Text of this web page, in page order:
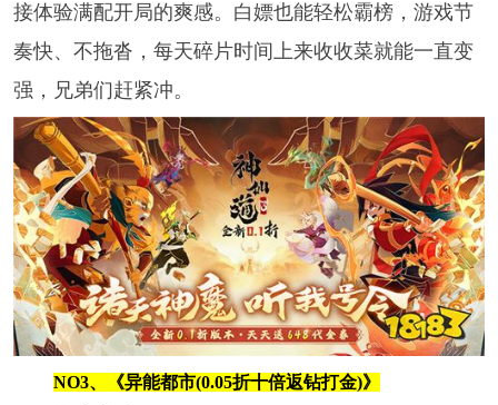
接体验满配开局的爽感。白嫖也能轻松霸榜，游戏节
奏快、不拖沓，每天碎片时间上来收收菜就能一直变
强，兄弟们赶紧冲。
NO3、《异能都市(0.05折十倍返钻打金)》